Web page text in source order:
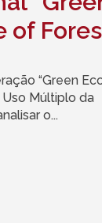
of
“Green
Múltiplo da
o...